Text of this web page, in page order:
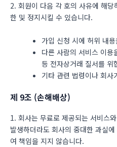
2. 회원이 다음 각 호의 사유에 해
한 및 정지시킬 수 있습니다.
가입 신청 시에 허위 내
다른 사람의 서비스 이
등 전자상거래 질서를 위
기타 관련 법령이나 회
제 9조 (손해배상)
1. 회사는 무료로 제공되는 서비스
발생하더라도 회사의 중대한 과실
여 책임을 지지 않습니다.